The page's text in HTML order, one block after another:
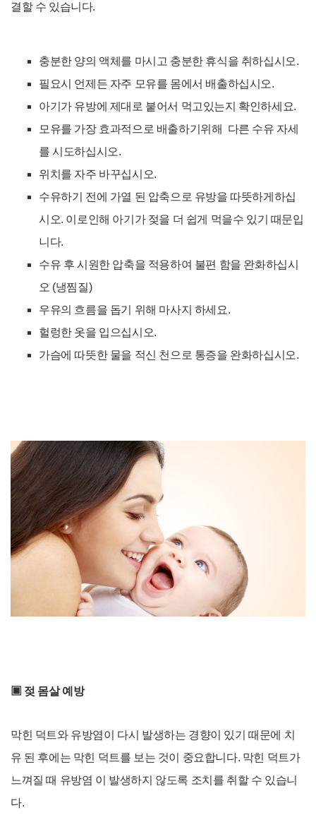
결할 수 있습니다.
충분한 양의 액체를 마시고 충분한 휴식을 취하십시오.
필요시 언제든 자주 모유를 몸에서 배출하십시오.
아기가 유방에 제대로 붙어서 먹고있는지 확인하세요.
모유를 가장 효과적으로 배출하기위해 다른 수유 자세
를 시도하십시오.
위치를 자주 바꾸십시오.
수유하기 전에 가열 된 압축으로 유방을 따뜻하게하십
시오. 이로인해 아기가 젖을 더 쉽게 먹을수 있기 때문입
니다.
수유 후 시원한 압축을 적용하여 불편 함을 완화하십시
오 (냉찜질)
우유의 흐름을 돕기 위해 마사지 하세요.
헐렁한 옷을 입으십시오.
가슴에 따뜻한 물을 적신 천으로 통증을 완화하십시오.
▣ 젖 몸살예방
막힌 덕트와 유방염이 다시 발생하는 경향이 있기 때문에 치
유 된 후에는 막힌 덕트를 보는 것이 중요합니다. 막힌 덕트가
느껴질 때 유방염 이 발생하지 않도록 조치를 취할 수 있습니
다.